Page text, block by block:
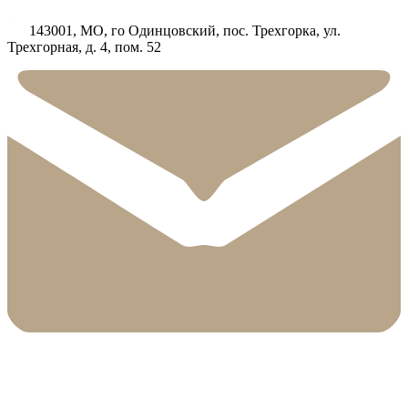
143001, МО, го Одинцовский, пос. Трехгорка, ул.
Трехгорная, д. 4, пом. 52